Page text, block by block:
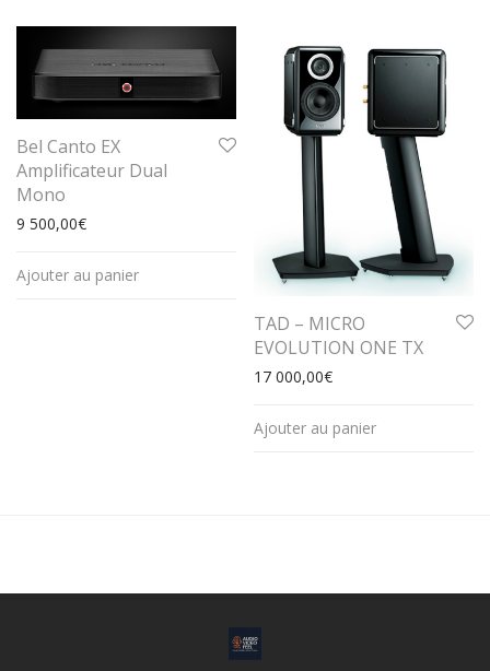
Bel Canto EX
Amplificateur Dual
Mono
9 500,00€
Ajouter au panier
TAD – MICRO
EVOLUTION ONE TX
17 000,00€
Ajouter au panier